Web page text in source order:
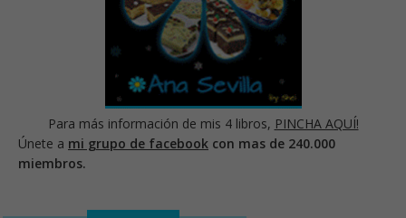
Para más información de mis 4 libros, PINCHA AQUÍ!
Únete a mi grupo de facebook con mas de 240.000
miembros.